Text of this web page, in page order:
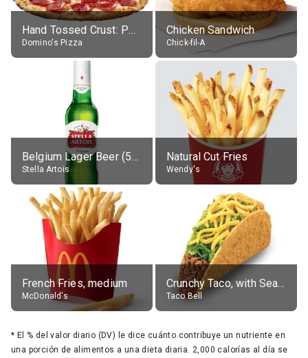
Hand Tossed Crust: Pepperoni Pizza (Large 14")
Domino's Pizza
Chicken Sandwich
Chick-fil-A
Belgium Lager Beer (5% alc.)
Stella Artois
Natural Cut Fries
Wendy's
French Fries, medium
McDonald's
Crunchy Taco, with Seasoned Beef
Taco Bell
* El % del valor diario (DV) le dice cuánto contribuye un nutriente en
una porción de alimentos a una dieta diaria. 2,000 calorías al día se